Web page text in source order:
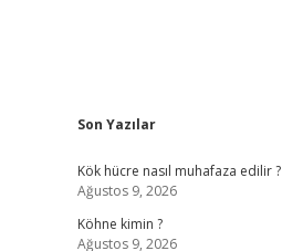
Sidebar
Son Yazılar
Kök hücre nasıl muhafaza edilir ?
Ağustos 9, 2026
Köhne kimin ?
Ağustos 9, 2026